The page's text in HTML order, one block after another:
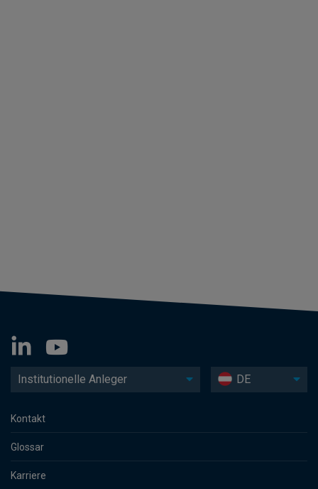
Institutionelle Anleger DE
Kontakt
Glossar
Karriere